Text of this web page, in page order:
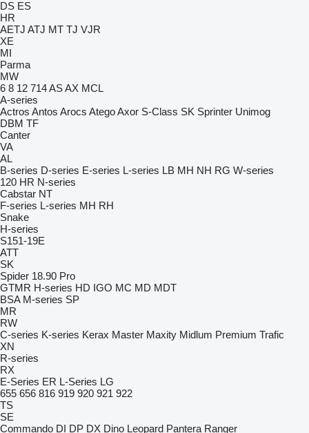
DS ES
HR
AETJ ATJ MT TJ VJR
XE
MI
Parma
MW
6 8 12 714ASAX MCL
A-series
Actros Antos Arocs AtegoAxor S-Class SK Sprinter Unimog
DBM TF
Canter
VA
AL
B-series D-series E-series L-series LB MH NH RG W-series
120 HR N-series
Cabstar NT
F-series L-series MH RH
Snake
H-series
S151-19E
ATT
SK
Spider 18.90 Pro
GTMR H-series HD IGO MC MD MDT
BSA M-series SP
MR
RW
C-series K-series Kerax Master Maxity Midlum Premium Trafic
XN
R-series
RX
E-Series ER L-Series LG
655 656 816 919 920 921 922
TS
SE
Commando DI DP DX Dino Leopard Pantera Ranger